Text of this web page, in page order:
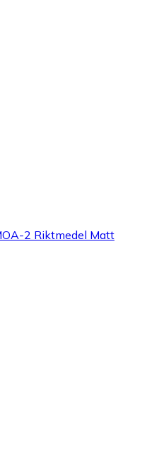
2 Riktmedel Matt